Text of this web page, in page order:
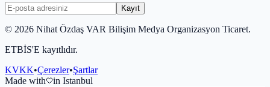
Kayıt
© 2026 Nihat Özdaş VAR Bilişim Medya Organizasyon Ticaret.
ETBİS'E kayıtlıdır.
KVKK•Çerezler•Şartlar
Made with
in Istanbul